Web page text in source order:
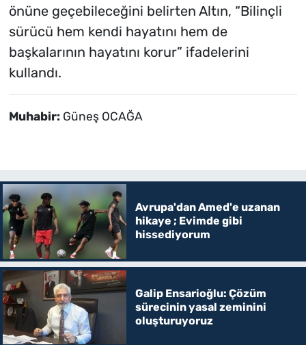
önüne geçebileceğini belirten Altın, “Bilinçli
sürücü hem kendi hayatını hem de
başkalarının hayatını korur” ifadelerini
kullandı.
Muhabir: Güneş OCAĞA
Avrupa'dan Amed'e uzanan
hikaye ; Evimde gibi
hissediyorum
Galip Ensarioğlu: Çözüm
sürecinin yasal zeminini
oluşturuyoruz